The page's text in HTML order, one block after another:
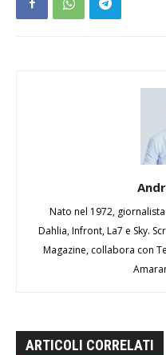
Nato nel 1972,
Dahlia, Infront, La7 e Sky.
Magazine, collabora con
ARTICOLI CORRELATI